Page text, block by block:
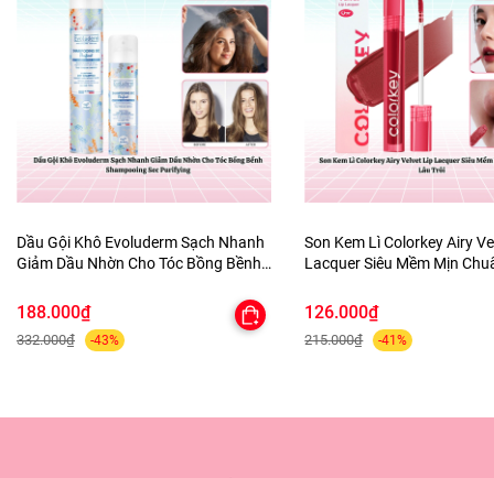
Dầu Gội Khô Evoluderm Sạch Nhanh
Giảm Dầu Nhờn Cho Tóc Bồng Bềnh
188.000₫
332.000₫ -43%
Son Kem Lì Colorkey Airy
Lacquer Siêu Mềm Mịn
126.000₫
215.000₫ -41%